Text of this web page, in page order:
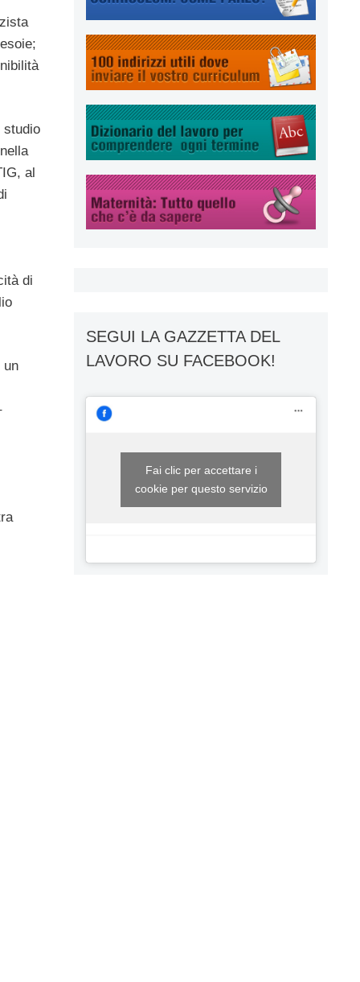
al
di
un
SEGUI LA GAZZETTA DEL
LAVORO SU FACEBOOK!
Fai clic per accettare i
cookie per questo servizio